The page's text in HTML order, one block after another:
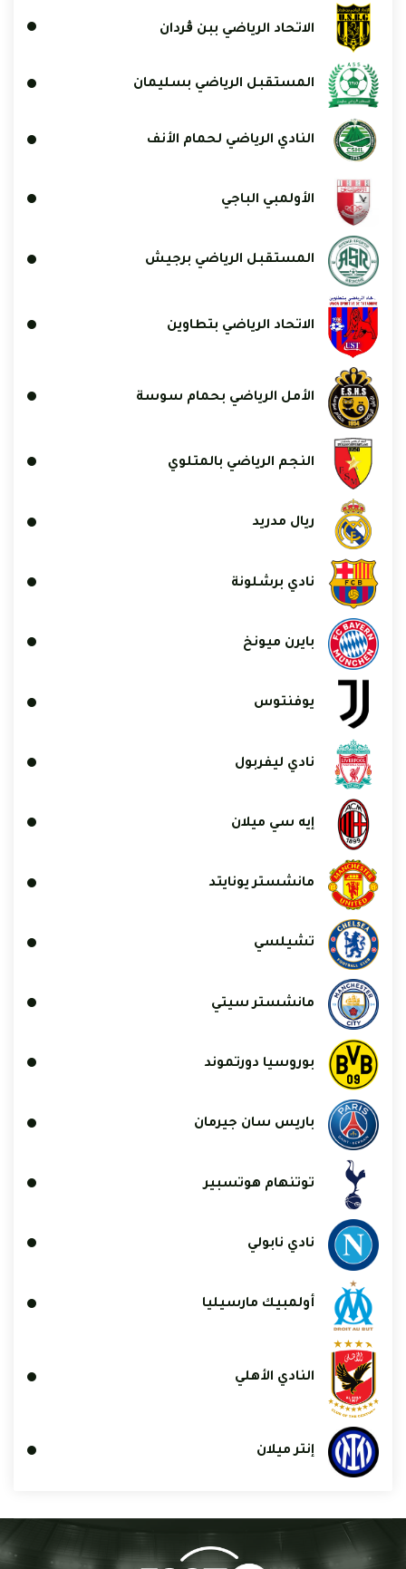
الاتحاد الرياضي ببن ڨردان
المستقبل الرياضي بسليمان
النادي الرياضي لحمام الأنف
الأولمبي الباجي
المستقبل الرياضي برجيش
الاتحاد الرياضي بتطاوين
الأمل الرياضي بحمام سوسة
النجم الرياضي بالمتلوي
ريال مدريد
نادي برشلونة
بايرن ميونخ
يوفنتوس
نادي ليفربول
إيه سي ميلان
مانشستر يونايتد
تشيلسي
مانشستر سيتي
بوروسيا دورتموند
باريس سان جيرمان
توتنهام هوتسبير
نادي نابولي
أولمبيك مارسيليا
النادي الأهلي
إنتر ميلان